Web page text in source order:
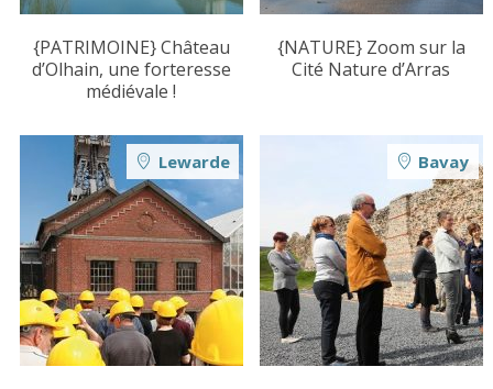
{PATRIMOINE} Château
d’Olhain, une forteresse
médiévale !
{NATURE} Zoom sur la
Cité Nature d’Arras
Lewarde Bavay